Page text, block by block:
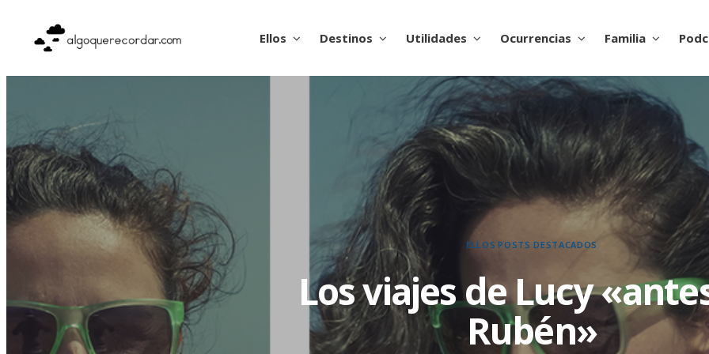
Ellos Destinos Utilidades Ocurrencias Familia
ELLOS POSTS DESTACADOS
Los viajes de Lucy
Rubén»